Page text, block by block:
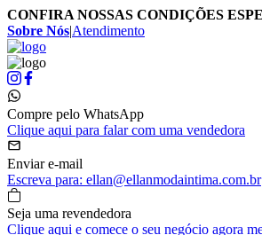
CONFIRA NOSSAS CONDIÇÕES
Sobre Nós|Atendimento
Compre pelo WhatsApp
Clique aqui para falar com uma vendedora
Enviar e-mail
Escreva para: ellan@ellanmodaintima.com.br
Seja uma revendedora
Clique aqui e comece o seu negócio agora